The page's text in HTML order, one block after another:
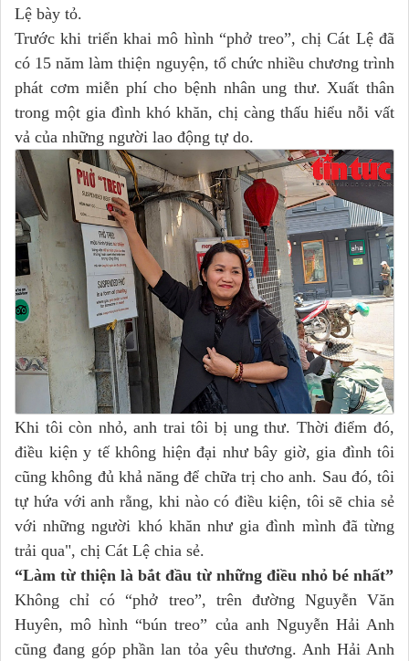
Lệ bày tỏ.
Trước khi triển khai mô hình “phở treo”, chị Cát Lệ đã
có 15 năm làm thiện nguyện, tổ chức nhiều chương trình
phát cơm miễn phí cho bệnh nhân ung thư. Xuất thân
trong một gia đình khó khăn, chị càng thấu hiểu nỗi vất
vả của những người lao động tự do.
Khi tôi còn nhỏ, anh trai tôi bị ung thư. Thời điểm đó,
điều kiện y tế không hiện đại như bây giờ, gia đình tôi
cũng không đủ khả năng để chữa trị cho anh. Sau đó, tôi
tự hứa với anh rằng, khi nào có điều kiện, tôi sẽ chia sẻ
với những người khó khăn như gia đình mình đã từng
trải qua", chị Cát Lệ chia sẻ.
“Làm từ thiện là bắt đầu từ những điều nhỏ bé nhất”
Không chỉ có “phở treo”, trên đường Nguyễn Văn
Huyên, mô hình “bún treo” của anh Nguyễn Hải Anh
cũng đang góp phần lan tỏa yêu thương. Anh Hải Anh